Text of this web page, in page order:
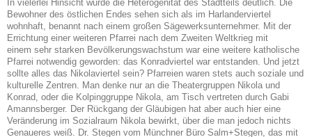
In vielerlei Hinsicht wurde die Heterogenität des Stadtteils deutlich. Die
Bewohner des östlichen Endes sehen sich als im Harlanderviertel
wohnhaft, benannt nach einem großen Sägewerksunternehmer. Mit der
Errichtung einer weiteren Pfarrei nach dem Zweiten Weltkrieg mit
einem sehr starken Bevölkerungswachstum war eine weitere katholische
Pfarrei notwendig geworden: das Konradviertel war entstanden. Und jetzt
sollte alles das Nikolaviertel sein? Pfarreien waren stets auch soziale und
kulturelle Zentren. Man denke nur an die Theatergruppen Nikola und
Konrad, oder die Kolpinggruppe Nikola, am Tisch vertreten durch Gabi
Amannsberger. Der Rückgang der Gläubigen hat aber auch hier eine
Veränderung im Sozialraum Nikola bewirkt, über die man jedoch nichts
Genaueres weiß. Dr. Stegen vom Münchner Büro Salm+Stegen, das mit